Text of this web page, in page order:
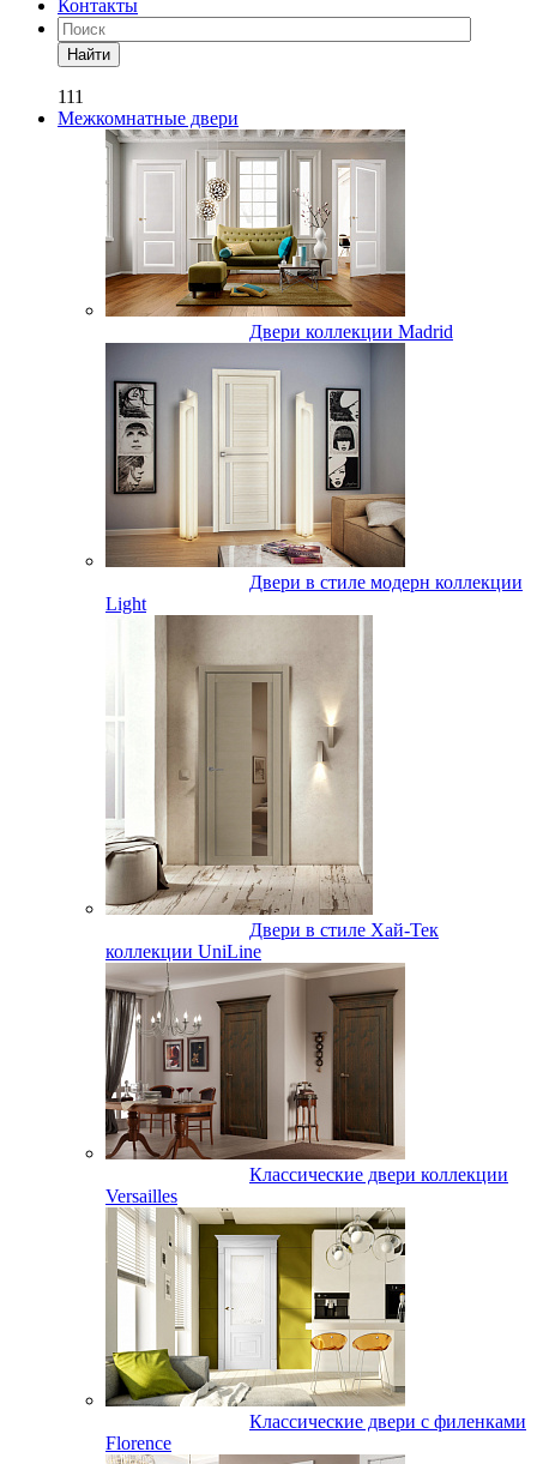
Контакты
Найти
111
Межкомнатные двери
Двери коллекции Madrid
Двери в стиле модерн коллекции
Light
Двери в стиле Хай-Тек
коллекции UniLine
Классические двери коллекции
Versailles
Классические двери с филенками
Florence